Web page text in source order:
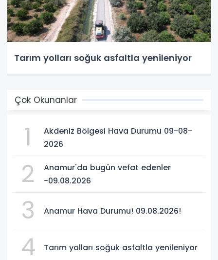
Tarım yolları soğuk asfaltla yenileniyor
Çok Okunanlar
1
Akdeniz Bölgesi Hava Durumu 09-08-
2026
2
Anamur'da bugün vefat edenler
-09.08.2026
3 Anamur Hava Durumu! 09.08.2026!
4 Tarım yolları soğuk asfaltla yenileniyor